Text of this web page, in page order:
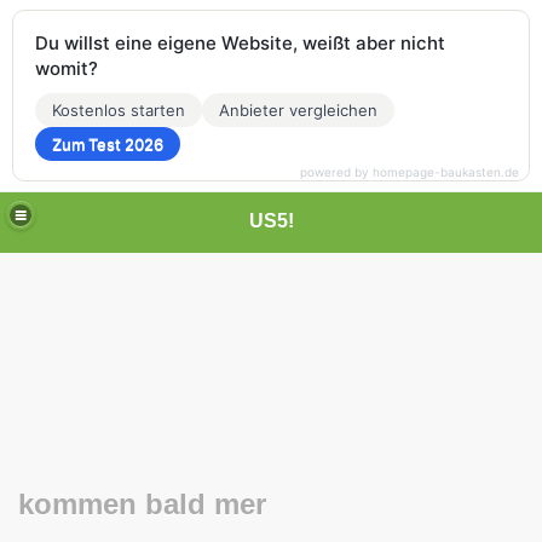
US5!
kommen bald mer
Du willst eine eigene Website, weißt aber nicht
womit?
Kostenlos starten
Anbieter vergleichen
Zum Test 2026
powered by homepage-baukasten.de